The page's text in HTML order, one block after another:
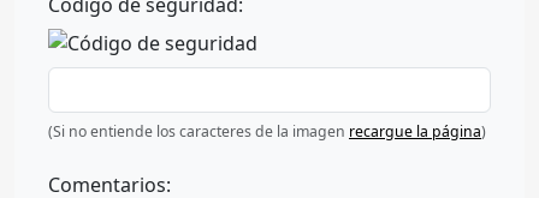
(Si no entiende los caracteres de la imagen recargue la página)
Comentarios: